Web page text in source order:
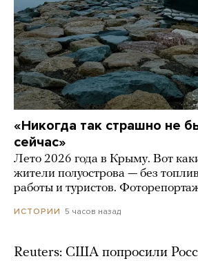
«Никогда так страшно не
сейчас»
Лето 2026 года в Крыму. Вот
жители полуострова — без
работы и туристов.
ИСТОРИИ 5 часов назад
Reuters: США попросили